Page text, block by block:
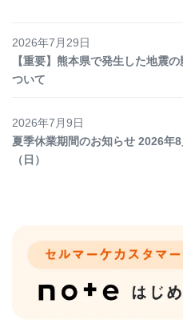
2026年7月29日
【重要】熊本県で発生した地震
ついて
2026年7月9日
夏季休業期間のお知らせ 2026年
（日）